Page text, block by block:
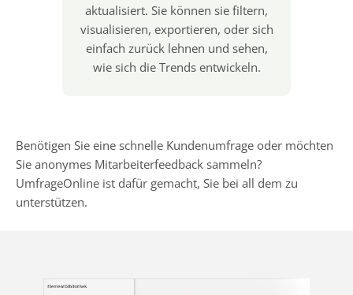
aktualisiert. Sie können sie filtern,
visualisieren, exportieren, oder sich
einfach zurück lehnen und sehen,
wie sich die Trends entwickeln.
Benötigen Sie eine schnelle Kundenumfrage oder möchten
Sie anonymes Mitarbeiterfeedback sammeln?
UmfrageOnline ist dafür gemacht, Sie bei all dem zu
unterstützen.